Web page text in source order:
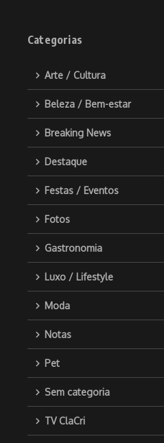
Categorias
Arte / Cultura
Beleza / Bem-estar
Breaking News
Destaque
Festas / Eventos
Fotos
Gastronomia
Luxo / Lifestyle
Moda
Notas
Pet
Sem categoria
TV ClaCri